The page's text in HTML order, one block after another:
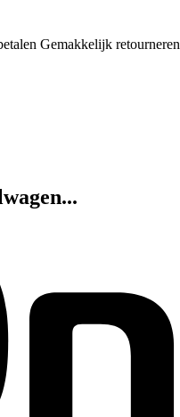
Gemakkelijk retourneren